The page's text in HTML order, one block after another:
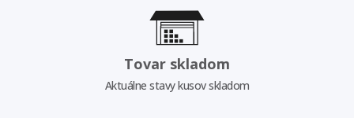
Tovar skladom
Aktuálne stavy kusov skladom